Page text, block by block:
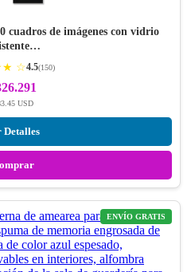
cuadros de imágenes con vidrio
☆4.5(150)
USD
Detalles
ENVÍO GRATIS